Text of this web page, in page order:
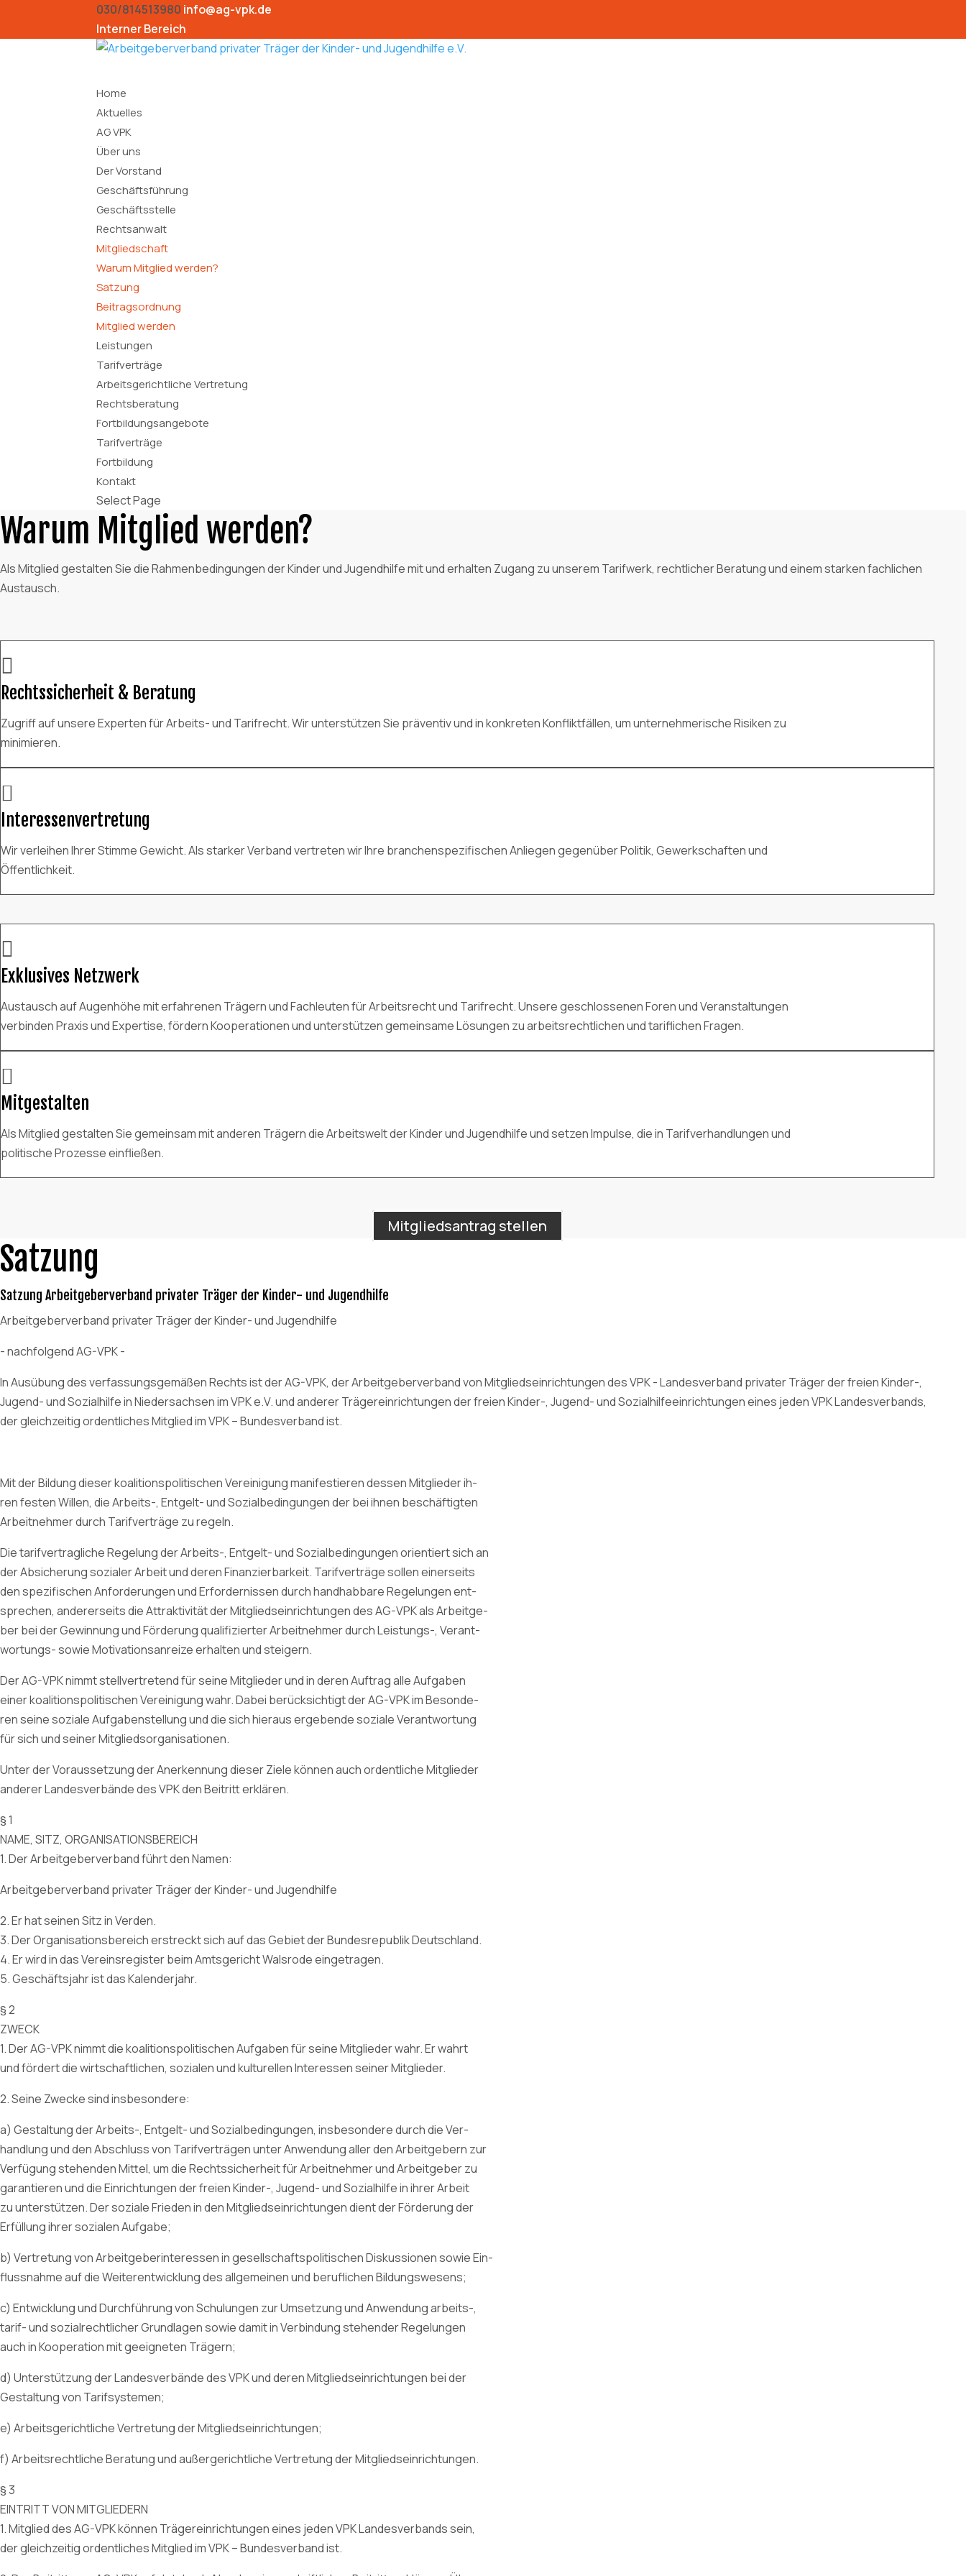
030/814513980 info@ag-vpk.de
Interner Bereich
Home
Aktuelles
AG VPK
Über uns
Der Vorstand
Geschäftsführung
Geschäftsstelle
Rechtsanwalt
Mitgliedschaft
Warum Mitglied werden?
Satzung
Beitragsordnung
Mitglied werden
Leistungen
Tarifverträge
Arbeitsgerichtliche Vertretung
Rechtsberatung
Fortbildungsangebote
Tarifverträge
Fortbildung
Kontakt
Select Page
Warum Mitglied werden?
Als Mitglied gestalten Sie die Rahmenbedingungen der Kinder und Jugendhilfe mit und erhalten Zugang zu unserem Tarifwerk, rechtlicher Beratung und einem starken fachlichen
Austausch.

Rechtssicherheit & Beratung
Zugriff auf unsere Experten für Arbeits- und Tarifrecht. Wir unterstützen Sie präventiv und in konkreten Konfliktfällen, um unternehmerische Risiken zu
minimieren.

Interessenvertretung
Wir verleihen Ihrer Stimme Gewicht. Als starker Verband vertreten wir Ihre branchenspezifischen Anliegen gegenüber Politik, Gewerkschaften und
Öffentlichkeit.

Exklusives Netzwerk
Austausch auf Augenhöhe mit erfahrenen Trägern und Fachleuten für Arbeitsrecht und Tarifrecht. Unsere geschlossenen Foren und Veranstaltungen
verbinden Praxis und Expertise, fördern Kooperationen und unterstützen gemeinsame Lösungen zu arbeitsrechtlichen und tariflichen Fragen.

Mitgestalten
Als Mitglied gestalten Sie gemeinsam mit anderen Trägern die Arbeitswelt der Kinder und Jugendhilfe und setzen Impulse, die in Tarifverhandlungen und
politische Prozesse einfließen.
Mitgliedsantrag stellen
Satzung
Satzung Arbeitgeberverband privater Träger der Kinder- und Jugendhilfe
Arbeitgeberverband privater Träger der Kinder- und Jugendhilfe
- nachfolgend AG-VPK -
In Ausübung des verfassungsgemäßen Rechts ist der AG-VPK, der Arbeitgeberverband von Mitgliedseinrichtungen des VPK - Landesverband privater Träger der freien Kinder-,
Jugend- und Sozialhilfe in Niedersachsen im VPK e.V. und anderer Trägereinrichtungen der freien Kinder-, Jugend- und Sozialhilfeeinrichtungen eines jeden VPK Landesverbands,
der gleichzeitig ordentliches Mitglied im VPK – Bundesverband ist.
Mit der Bildung dieser koalitionspolitischen Vereinigung manifestieren dessen Mitglieder ih-
ren festen Willen, die Arbeits-, Entgelt- und Sozialbedingungen der bei ihnen beschäftigten
Arbeitnehmer durch Tarifverträge zu regeln.
Die tarifvertragliche Regelung der Arbeits-, Entgelt- und Sozialbedingungen orientiert sich an
der Absicherung sozialer Arbeit und deren Finanzierbarkeit. Tarifverträge sollen einerseits
den spezifischen Anforderungen und Erfordernissen durch handhabbare Regelungen ent-
sprechen, andererseits die Attraktivität der Mitgliedseinrichtungen des AG-VPK als Arbeitge-
ber bei der Gewinnung und Förderung qualifizierter Arbeitnehmer durch Leistungs-, Verant-
wortungs- sowie Motivationsanreize erhalten und steigern.
Der AG-VPK nimmt stellvertretend für seine Mitglieder und in deren Auftrag alle Aufgaben
einer koalitionspolitischen Vereinigung wahr. Dabei berücksichtigt der AG-VPK im Besonde-
ren seine soziale Aufgabenstellung und die sich hieraus ergebende soziale Verantwortung
für sich und seiner Mitgliedsorganisationen.
Unter der Voraussetzung der Anerkennung dieser Ziele können auch ordentliche Mitglieder
anderer Landesverbände des VPK den Beitritt erklären.
§ 1
NAME, SITZ, ORGANISATIONSBEREICH
1. Der Arbeitgeberverband führt den Namen:
Arbeitgeberverband privater Träger der Kinder- und Jugendhilfe
2. Er hat seinen Sitz in Verden.
3. Der Organisationsbereich erstreckt sich auf das Gebiet der Bundesrepublik Deutschland.
4. Er wird in das Vereinsregister beim Amtsgericht Walsrode eingetragen.
5. Geschäftsjahr ist das Kalenderjahr.
§ 2
ZWECK
1. Der AG-VPK nimmt die koalitionspolitischen Aufgaben für seine Mitglieder wahr. Er wahrt
und fördert die wirtschaftlichen, sozialen und kulturellen Interessen seiner Mitglieder.
2. Seine Zwecke sind insbesondere:
a) Gestaltung der Arbeits-, Entgelt- und Sozialbedingungen, insbesondere durch die Ver-
handlung und den Abschluss von Tarifverträgen unter Anwendung aller den Arbeitgebern zur
Verfügung stehenden Mittel, um die Rechtssicherheit für Arbeitnehmer und Arbeitgeber zu
garantieren und die Einrichtungen der freien Kinder-, Jugend- und Sozialhilfe in ihrer Arbeit
zu unterstützen. Der soziale Frieden in den Mitgliedseinrichtungen dient der Förderung der
Erfüllung ihrer sozialen Aufgabe;
b) Vertretung von Arbeitgeberinteressen in gesellschaftspolitischen Diskussionen sowie Ein-
flussnahme auf die Weiterentwicklung des allgemeinen und beruflichen Bildungswesens;
c) Entwicklung und Durchführung von Schulungen zur Umsetzung und Anwendung arbeits-,
tarif- und sozialrechtlicher Grundlagen sowie damit in Verbindung stehender Regelungen
auch in Kooperation mit geeigneten Trägern;
d) Unterstützung der Landesverbände des VPK und deren Mitgliedseinrichtungen bei der
Gestaltung von Tarifsystemen;
e) Arbeitsgerichtliche Vertretung der Mitgliedseinrichtungen;
f) Arbeitsrechtliche Beratung und außergerichtliche Vertretung der Mitgliedseinrichtungen.
§ 3
EINTRITT VON MITGLIEDERN
1. Mitglied des AG-VPK können Trägereinrichtungen eines jeden VPK Landesverbands sein,
der gleichzeitig ordentliches Mitglied im VPK – Bundesverband ist.